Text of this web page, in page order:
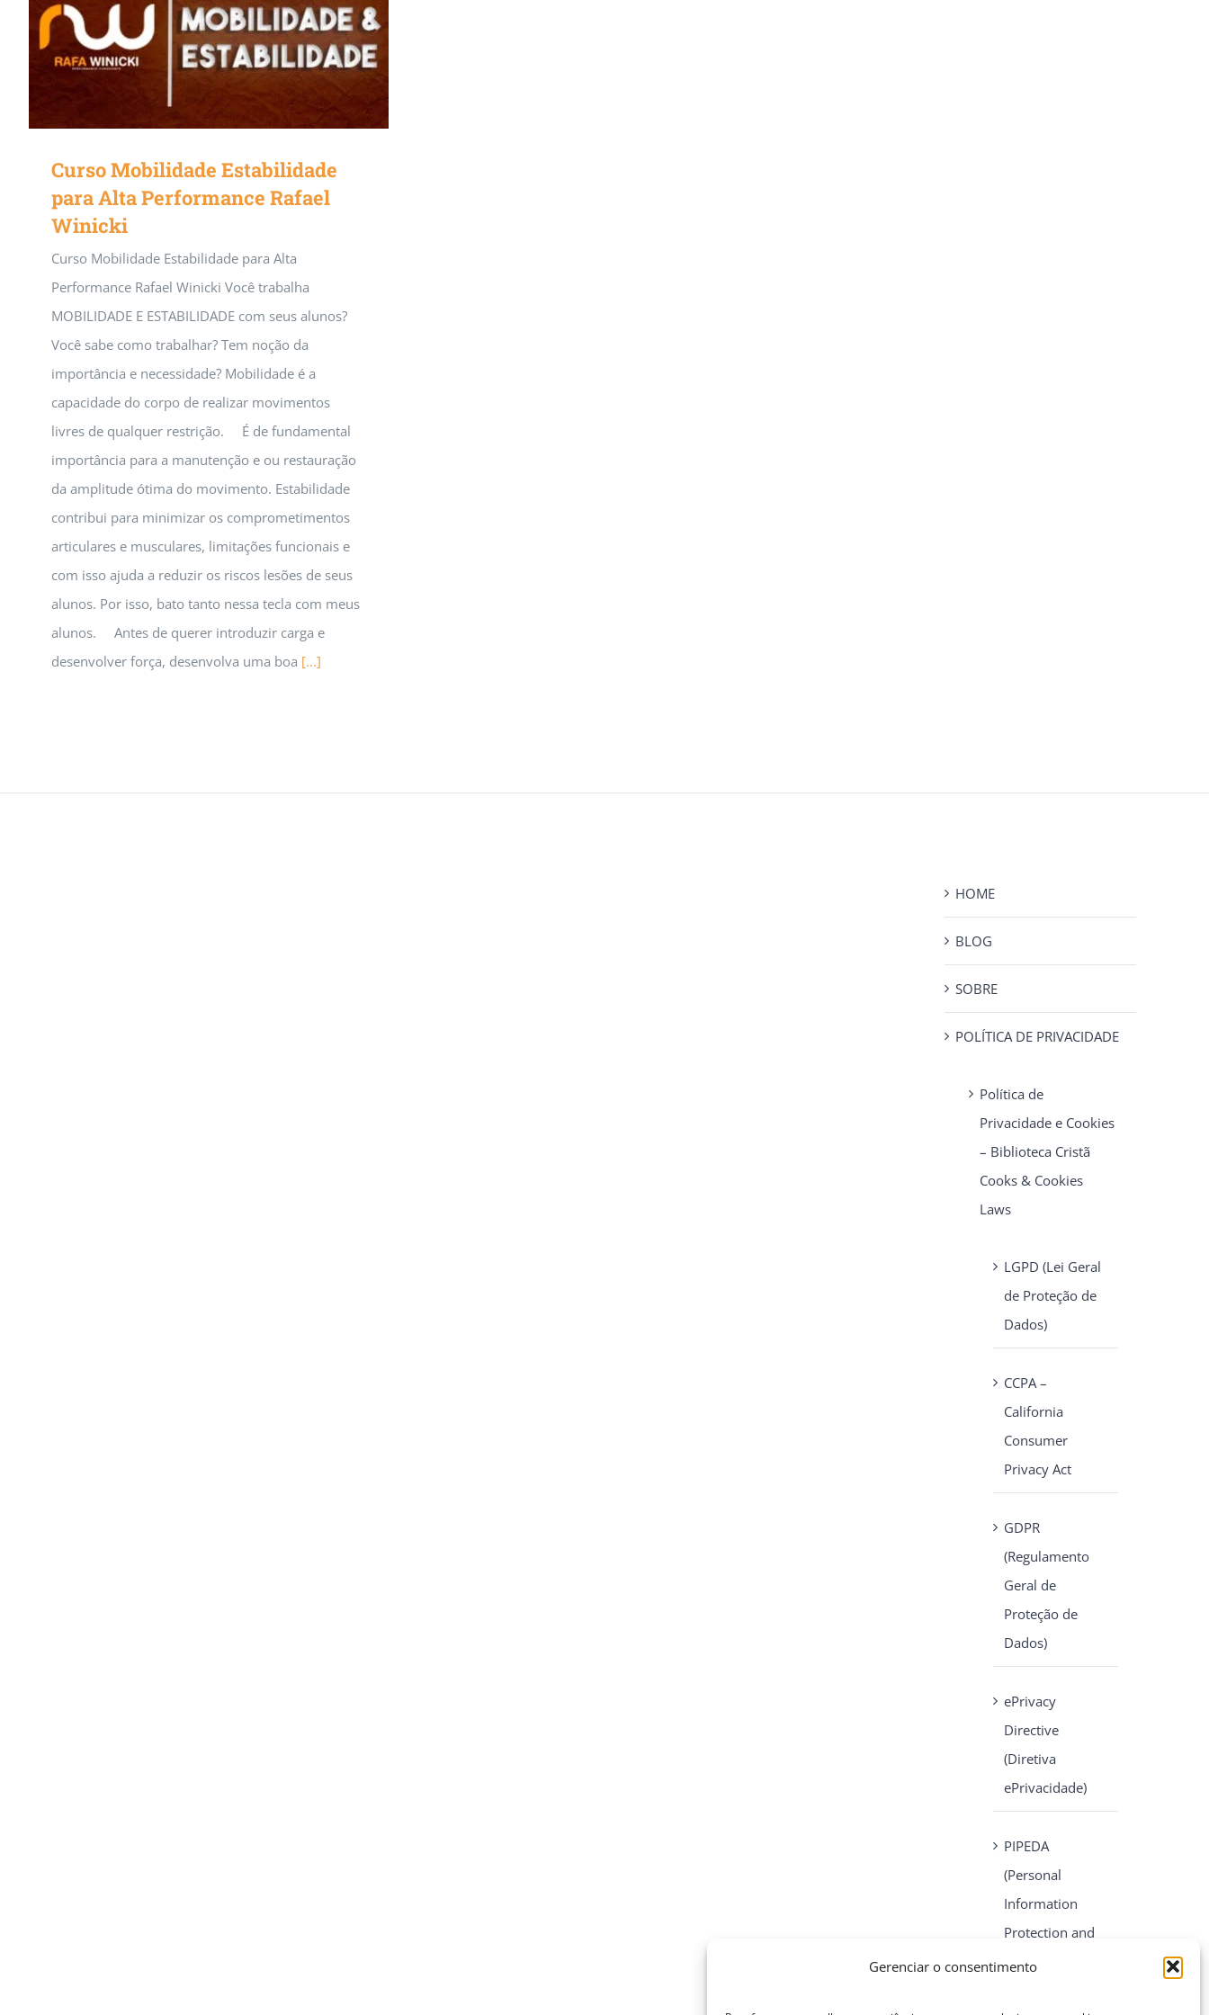
Gerenciar o consentimento
Curso Mobilidade Estabilidade
para Alta Performance Rafael
Winicki
Curso Mobilidade Estabilidade para Alta
Performance Rafael Winicki Você trabalha
MOBILIDADE E ESTABILIDADE com seus alunos?
Você sabe como trabalhar? Tem noção da
importância e necessidade? Mobilidade é a
capacidade do corpo de realizar movimentos
livres de qualquer restrição. É de fundamental
importância para a manutenção e ou restauração
da amplitude ótima do movimento. Estabilidade
contribui para minimizar os comprometimentos
articulares e musculares, limitações funcionais e
com isso ajuda a reduzir os riscos lesões de seus
alunos. Por isso, bato tanto nessa tecla com meus
alunos. Antes de querer introduzir carga e
desenvolver força, desenvolva uma boa [...]
HOME
BLOG
SOBRE
POLÍTICA DE PRIVACIDADE
Política de
Privacidade e Cookies
– Biblioteca Cristã
Cooks & Cookies
Laws
LGPD (Lei Geral
de Proteção de
Dados)
CCPA –
California
Consumer
Privacy Act
GDPR
(Regulamento
Geral de
Proteção de
Dados)
ePrivacy
Directive
(Diretiva
ePrivacidade)
PIPEDA
(Personal
Information
Protection and
Electronic